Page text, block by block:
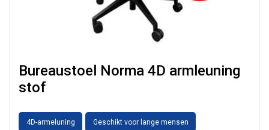
Bureaustoel Norma 4D armleuning
stof
4D-armeluning Geschikt voor lange mensen